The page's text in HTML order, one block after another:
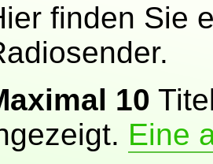
finden Sie
10
Eine